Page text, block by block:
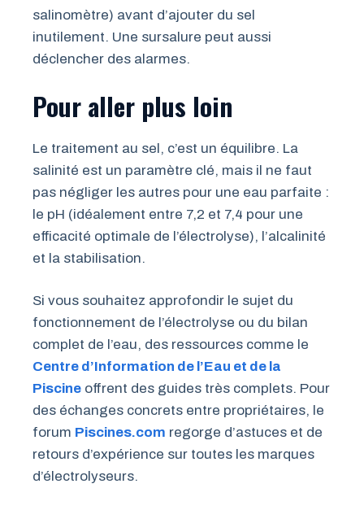
salinomètre) avant d’ajouter du sel
inutilement. Une sursalure peut aussi
déclencher des alarmes.
Pour aller plus loin
Le traitement au sel, c’est un équilibre. La
salinité est un paramètre clé, mais il ne faut
pas négliger les autres pour une eau parfaite :
le pH (idéalement entre 7,2 et 7,4 pour une
efficacité optimale de l’électrolyse), l’alcalinité
et la stabilisation.
Si vous souhaitez approfondir le sujet du
fonctionnement de l’électrolyse ou du bilan
complet de l’eau, des ressources comme le
Centre d’Information de l’Eau et de la
Piscine offrent des guides très complets. Pour
des échanges concrets entre propriétaires, le
forum Piscines.com regorge d’astuces et de
retours d’expérience sur toutes les marques
d’électrolyseurs.